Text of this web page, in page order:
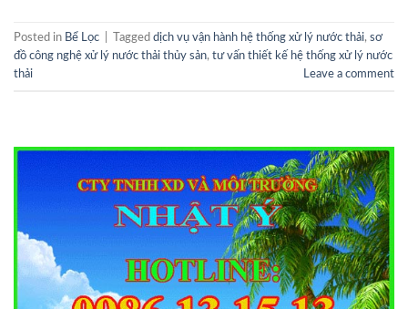
Posted in Bể Lọc Tagged dịch vụ vận hành hệ thống xử lý nước thải, sơ
đồ công nghệ xử lý nước thải thủy sản, tư vấn thiết kế hệ thống xử lý nước
thải
Leave a comment